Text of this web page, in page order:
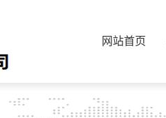
网站首页